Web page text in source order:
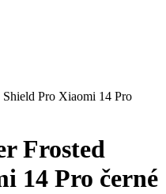
Pro Xiaomi 14 Pro
Frosted
14 Pro černé